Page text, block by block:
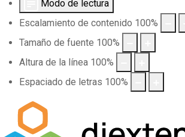
Modo de lectura
Escalamiento de contenido 100%
Tamaño de fuente 100%
Altura de la línea 100%
Espaciado de letras 100%